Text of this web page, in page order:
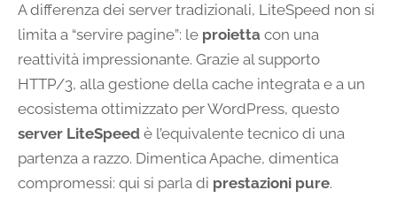
A differenza dei server tradizionali, LiteSpeed non si
limita a “servire pagine”: le proietta con una
reattività impressionante. Grazie al supporto
HTTP/3, alla gestione della cache integrata e a un
ecosistema ottimizzato per WordPress, questo
server LiteSpeed è l’equivalente tecnico di una
partenza a razzo. Dimentica Apache, dimentica
compromessi: qui si parla di prestazioni pure.